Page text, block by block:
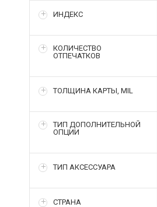
ИНДЕКС
КОЛИЧЕСТВО
ОТПЕЧАТКОВ
ТОЛЩИНА КАРТЫ, MIL
ТИП ДОПОЛНИТЕЛЬНОЙ
ОПЦИИ
ТИП АКСЕССУАРА
СТРАНА